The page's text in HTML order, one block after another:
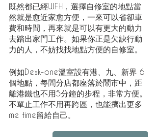
既然都已經WFH，選擇自修室的地點當
然就是愈近家愈方便，一來可以省卻車
費和時間，再來就是可以有更大的動力
去踏出家門工作。如果你正是欠缺行動
力的人，不妨找找地點方便的自修室。
例如Desk-one溫室設有港、九、新界 6
個地點，每間分店都座落於鬧市中，距
離港鐵也不用5分鐘的步程，非常方便。
不單止工作不用再跨區，也能擠出更多
me time留給自己。